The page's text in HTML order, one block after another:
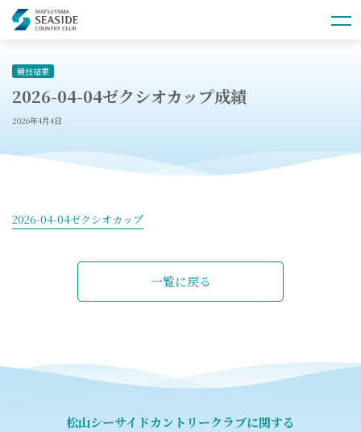
競技結果
2026-04-04ゼクシオカップ成績
2026年4月4日
2026-04-04ゼクシオカップ
一覧に戻る
松山シーサイドカントリークラブに関する